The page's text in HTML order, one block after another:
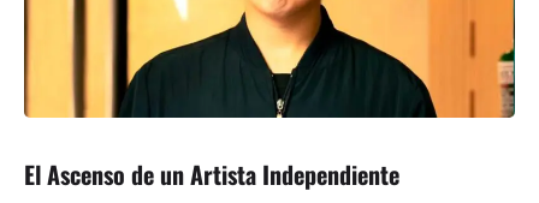
El Ascenso de un Artista Independiente